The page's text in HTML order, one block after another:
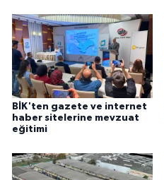
BİK'ten gazete ve internet
haber sitelerine mevzuat
eğitimi